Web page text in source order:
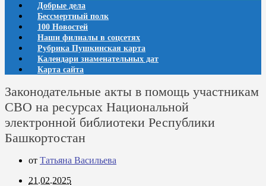
Добрые дела
Бессмертный полк
100 Новостей
Наши филиалы в соцсетях
Рубрика Пушкинская карта
Календари знаменательных дат
Карта сайта
Законодательные акты в помощь участникам
СВО на ресурсах Национальной
электронной библиотеки Республики
Башкортостан
от Татьяна Васильева
21.02.2025